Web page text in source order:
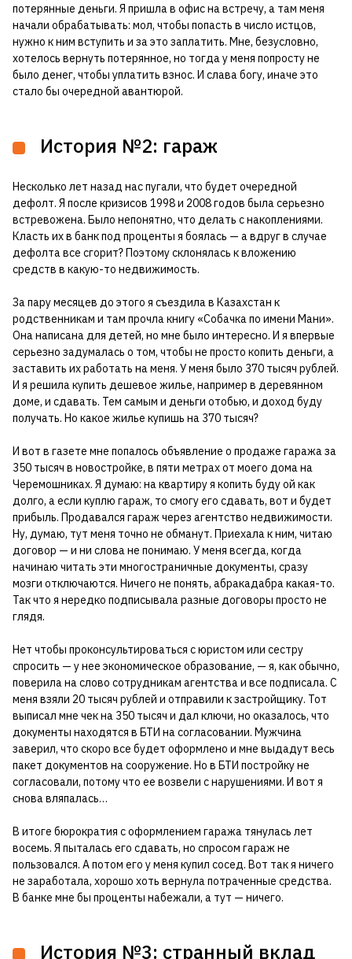
потерянные деньги. Я пришла в офис на встречу, а там меня
начали обрабатывать: мол, чтобы попасть в число истцов,
нужно к ним вступить и за это заплатить. Мне, безусловно,
хотелось вернуть потерянное, но тогда у меня попросту не
было денег, чтобы уплатить взнос. И слава богу, иначе это
стало бы очередной авантюрой.
История №2: гараж
Несколько лет назад нас пугали, что будет очередной
дефолт. Я после кризисов 1998 и 2008 годов была серьезно
встревожена. Было непонятно, что делать c накоплениями.
Класть их в банк под проценты я боялась — а вдруг в случае
дефолта все сгорит? Поэтому склонялась к вложению
средств в какую-то недвижимость.
За пару месяцев до этого я съездила в Казахстан к
родственникам и там прочла книгу «Собачка по имени Мани».
Она написана для детей, но мне было интересно. И я впервые
серьезно задумалась о том, чтобы не просто копить деньги, а
заставить их работать на меня. У меня было 370 тысяч рублей.
И я решила купить дешевое жилье, например в деревянном
доме, и сдавать. Тем самым и деньги отобью, и доход буду
получать. Но какое жилье купишь на 370 тысяч?
И вот в газете мне попалось объявление о продаже гаража за
350 тысяч в новостройке, в пяти метрах от моего дома на
Черемошниках. Я думаю: на квартиру я копить буду ой как
долго, а если куплю гараж, то смогу его сдавать, вот и будет
прибыль. Продавался гараж через агентство недвижимости.
Ну, думаю, тут меня точно не обманут. Приехала к ним, читаю
договор — и ни слова не понимаю. У меня всегда, когда
начинаю читать эти многостраничные документы, сразу
мозги отключаются. Ничего не понять, абракадабра какая-то.
Так что я нередко подписывала разные договоры просто не
глядя.
Нет чтобы проконсультироваться с юристом или сестру
спросить — у нее экономическое образование, — я, как обычно,
поверила на слово сотрудникам агентства и все подписала. С
меня взяли 20 тысяч рублей и отправили к застройщику. Тот
выписал мне чек на 350 тысяч и дал ключи, но оказалось, что
документы находятся в БТИ на согласовании. Мужчина
заверил, что скоро все будет оформлено и мне выдадут весь
пакет документов на сооружение. Но в БТИ постройку не
согласовали, потому что ее возвели с нарушениями. И вот я
снова вляпалась…
В итоге бюрократия с оформлением гаража тянулась лет
восемь. Я пыталась его сдавать, но спросом гараж не
пользовался. А потом его у меня купил сосед. Вот так я ничего
не заработала, хорошо хоть вернула потраченные средства.
В банке мне бы проценты набежали, а тут — ничего.
История №3: странный вклад